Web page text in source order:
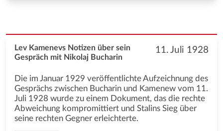
11. Juli 1928
Lev Kamenevs Notizen über sein
Gespräch mit Nikolaj Bucharin
Die im Januar 1929 veröffentlichte Aufzeichnung des
Gesprächs zwischen Bucharin und Kamenew vom 11.
Juli 1928 wurde zu einem Dokument, das die rechte
Abweichung kompromittiert und Stalins Sieg über
seine rechten Gegner erleichterte.